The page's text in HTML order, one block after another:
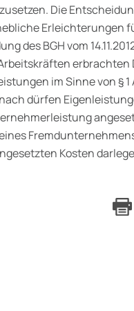
Die
Erleichterungen
des BGH vom
erbrachten
im Sinne von § 1
dürfen
Kosten